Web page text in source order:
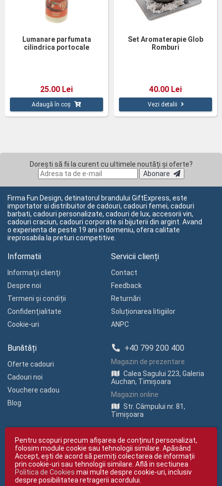
Lumanare parfumata
cilindrica portocale
25.00 Lei
Adaugă în coș
Set Aromaterapie Glob
Romburi
40.00 Lei
Vezi detalii
Dorești să fii la curent cu ultimele noutăți și oferte?
Abonare
Firma Fun Design, detinatorul brandului GiftExpress, este
importator si distribuitor de cadouri, cadouri femei, cadouri
barbati, cadouri personalizate, cadouri de lux, accesorii vin,
cadouri craciun, cadouri corporate si bijuterii din argint. Avand
o experienta de peste 19 ani in domeniu, ofera calitate
ireprosabila la preturi competitive.
Informatii
Informaţii clienţi
Despre noi
Termeni și condiții
Confidenţialitate
Cookie-uri
Servicii clienți
Contact
Feedback
Returnări
Soluționarea litigiilor
ANPC
Bunătăți
Oferte cadouri
Cadouri noi
Vouchere cadou
Blog
+40 799 200 400
Magazin de prezentare
Calea Sagului 223, Galeria
Auchan, Timișoara
Magazin online
Str. Câmpului nr. 81,
Timișoara
Copyright © giftexpress.ro | Toate drepturile rezervate
giftexpress.ro aparține de Fun Design SRL (CUI RO 15651694, Nr. Reg. Com.
Pentru scopuri precum afișarea de conținut personalizat,
folosim module cookie sau tehnologii similare. Apăsând
Accept, ești de acord să permiți colectarea de informații
prin cookie-uri sau tehnologii similare. Află in sectiunea
Politica de Cookies mai multe despre cookie-uri, inclusiv
despre posibilitatea retragerii acordului.